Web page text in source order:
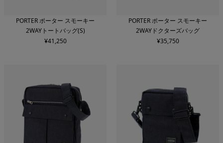
PORTER ポーター スモーキー
2WAYトートバッグ(S)
¥41,250
PORTER ポーター スモーキー
2WAYドクターズバッグ
¥35,750